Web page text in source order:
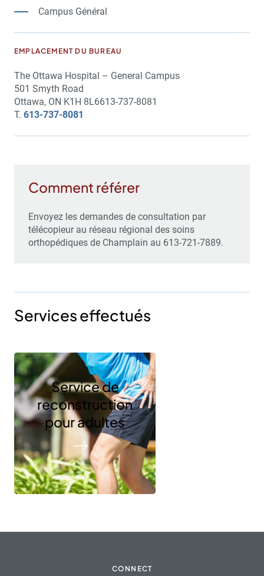
Campus Général
EMPLACEMENT DU BUREAU
The Ottawa Hospital – General Campus
501 Smyth Road
Ottawa, ON K1H 8L6613-737-8081
T. 613-737-8081
Comment référer
Envoyez les demandes de consultation par
télécopieur au réseau régional des soins
orthopédiques de Champlain au 613-721-7889.
Services effectués
Service de
reconstruction
pour adultes
CONNECT